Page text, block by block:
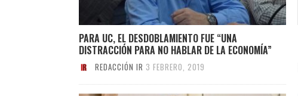
PARA UC, EL DESDOBLAMIENTO FUE “UNA
DISTRACCIÓN PARA NO HABLAR DE LA ECONOMÍA”
REDACCIÓN IR 3 FEBRERO, 2019